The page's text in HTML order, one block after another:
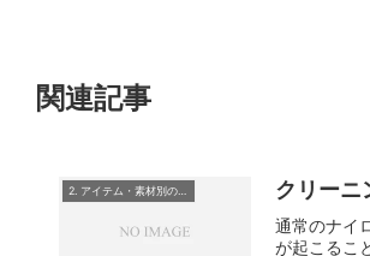
関連記事
クリーニ
通常のナイ
が起こるこ